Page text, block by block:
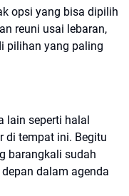
opsi yang bisa dipilih
reuni usai lebaran,
pilihan yang paling
lain seperti halal
di tempat ini. Begitu
barangkali sudah
dalam agenda